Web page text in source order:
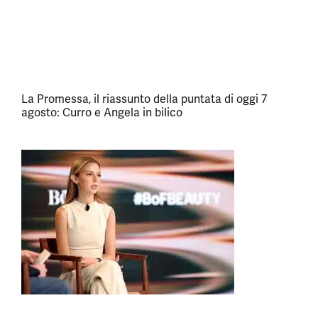
La Promessa, il riassunto della puntata di oggi 7
agosto: Curro e Angela in bilico